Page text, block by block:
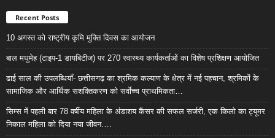
Recent Posts
10 अगस्त को राष्ट्रीय कृमि मुक्ति दिवस का आयोजन
बाल मधुमेह (टाइप-1 डायबिटीज) पर 270 स्वास्थ्य कार्यकर्ताओं का विशेष प्रशिक्षण आयोजित
ढाई साल की उपलब्धियाँ- छत्तीसगढ़ का श्रमिक कल्याण के क्षेत्र में नई पहचान, श्रमिकों के
सामाजिक और आर्थिक सशक्तिकरण को सर्वाेच्च प्राथमिकता…
सिम्स में पहली बार 78 वर्षीय महिला के अंडाशय कैंसर की सफल सर्जरी, एक किलो का ट्यूमर
निकाल महिला को दिया नया जीवन….